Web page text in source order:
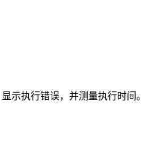
示执行错误，并测量执行时间。